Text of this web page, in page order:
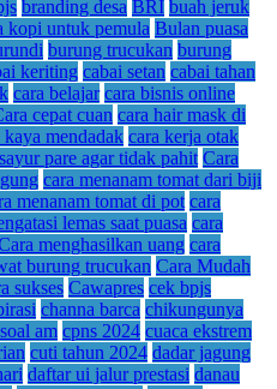
branding desa BRI buah jeruk
kopi untuk pemula Bulan puasa
burung trucukan burung
keriting cabai setan cabai tahan
cara belajar cara bisnis online
cepat cuan cara hair mask di
kaya mendadak cara kerja otak
pare agar tidak pahit Cara
cara menanam tomat dari biji
menanam tomat di pot cara
lemas saat puasa cara
menghasilkan uang cara
burung trucukan Cara Mudah
sukses Cawapres cek bpjs
channa barca chikungunya
am cpns 2024 cuaca ekstrem
cuti tahun 2024 dadar jagung
daftar ui jalur prestasi danau